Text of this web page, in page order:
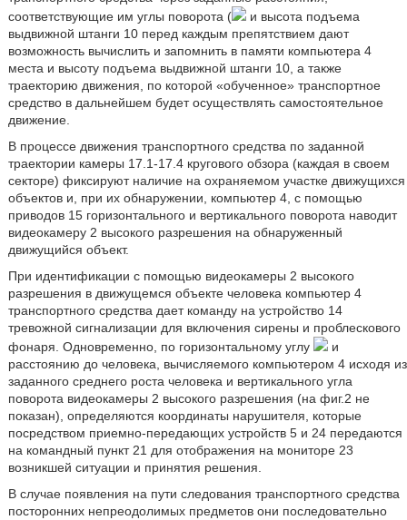
соответствующие им углы поворота (
и высота подъема
выдвижной штанги 10 перед каждым препятствием дают
возможность вычислить и запомнить в памяти компьютера 4
места и высоту подъема выдвижной штанги 10, а также
траекторию движения, по которой «обученное» транспортное
средство в дальнейшем будет осуществлять самостоятельное
движение.
В процессе движения транспортного средства по заданной
траектории камеры 17.1-17.4 кругового обзора (каждая в своем
секторе) фиксируют наличие на охраняемом участке движущихся
объектов и, при их обнаружении, компьютер 4, с помощью
приводов 15 горизонтального и вертикального поворота наводит
видеокамеру 2 высокого разрешения на обнаруженный
движущийся объект.
При идентификации с помощью видеокамеры 2 высокого
разрешения в движущемся объекте человека компьютер 4
транспортного средства дает команду на устройство 14
тревожной сигнализации для включения сирены и проблескового
фонаря. Одновременно, по горизонтальному углу
и
расстоянию до человека, вычисляемого компьютером 4 исходя из
заданного среднего роста человека и вертикального угла
поворота видеокамеры 2 высокого разрешения (на фиг.2 не
показан), определяются координаты нарушителя, которые
посредством приемно-передающих устройств 5 и 24 передаются
на командный пункт 21 для отображения на мониторе 23
возникшей ситуации и принятия решения.
В случае появления на пути следования транспортного средства
посторонних непреодолимых предметов они последовательно